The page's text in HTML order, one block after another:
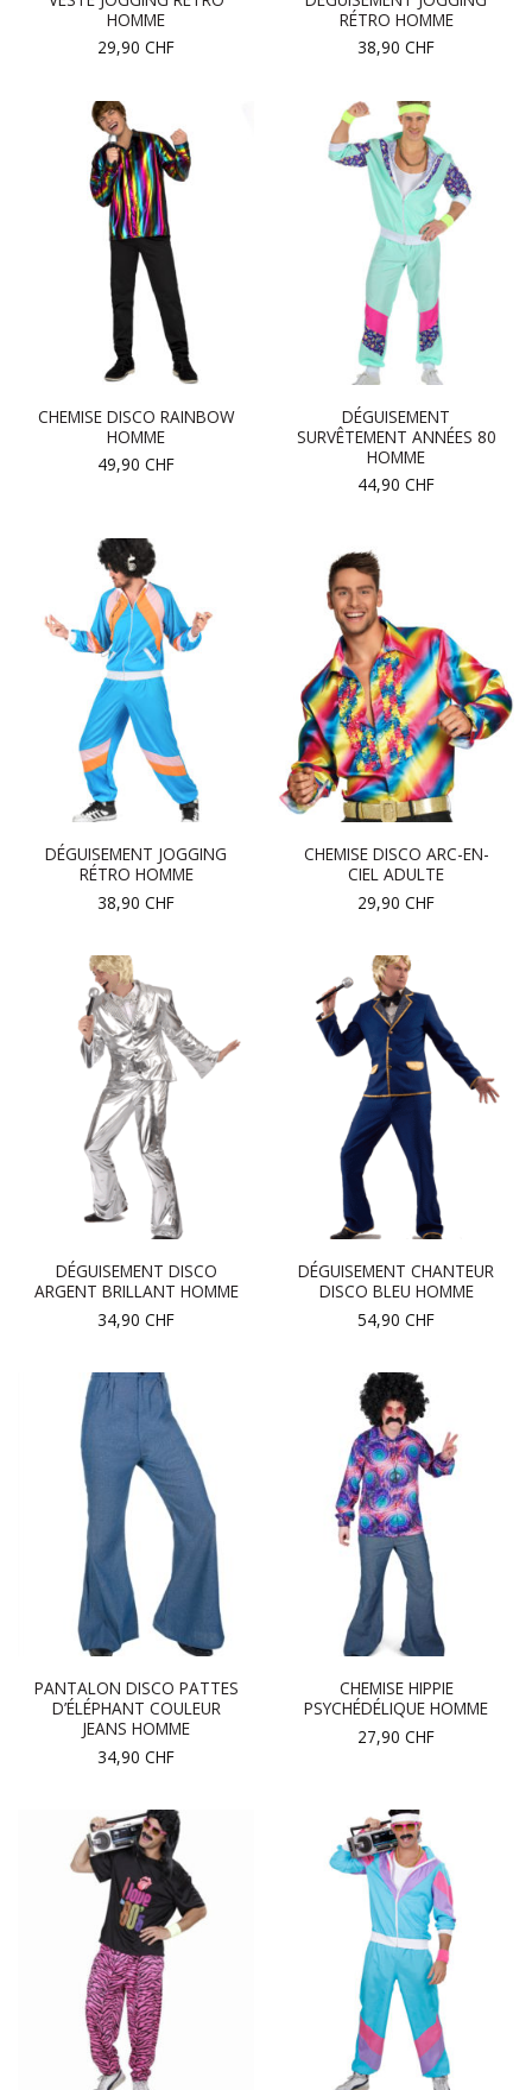
HOMME
29,90 CHF
RÉTRO HOMME
38,90 CHF
CHEMISE DISCO RAINBOW
HOMME
49,90 CHF
DÉGUISEMENT
SURVÊTEMENT ANNÉES 80
HOMME
44,90 CHF
DÉGUISEMENT JOGGING
RÉTRO HOMME
38,90 CHF
CHEMISE DISCO ARC-EN-
CIEL ADULTE
29,90 CHF
DÉGUISEMENT DISCO
ARGENT BRILLANT HOMME
34,90 CHF
DÉGUISEMENT CHANTEUR
DISCO BLEU HOMME
54,90 CHF
PANTALON DISCO PATTES
D’ÉLÉPHANT COULEUR
JEANS HOMME
34,90 CHF
CHEMISE HIPPIE
PSYCHÉDÉLIQUE HOMME
27,90 CHF